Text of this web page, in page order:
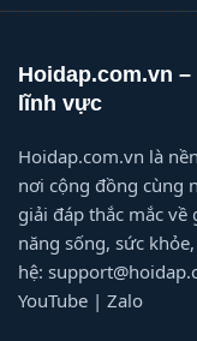
Hoidap.com.vn
lĩnh vực
Hoidap.com.vn là
nơi cộng đồng cùng
giải đáp thắc mắc
năng sống, sức
hệ:
YouTube | Zalo